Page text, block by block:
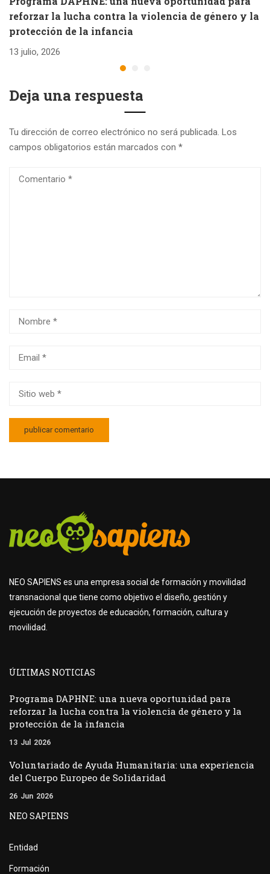
reforzar la lucha contra la violencia de género y la
protección de la infancia
13 julio, 2026
Deja una respuesta
Tu dirección de correo electrónico no será publicada. Los
campos obligatorios están marcados con *
NEO SAPIENS es una empresa social de formación y movilidad
transnacional que tiene como objetivo el diseño, gestión y
ejecución de proyectos de educación, formación, cultura y
movilidad.
ÚLTIMAS NOTICIAS
Programa DAPHNE: una nueva oportunidad para
reforzar la lucha contra la violencia de género y la
protección de la infancia
13 Jul 2026
Voluntariado de Ayuda Humanitaria: una experiencia
del Cuerpo Europeo de Solidaridad
26 Jun 2026
NEO SAPIENS
Entidad
Formación